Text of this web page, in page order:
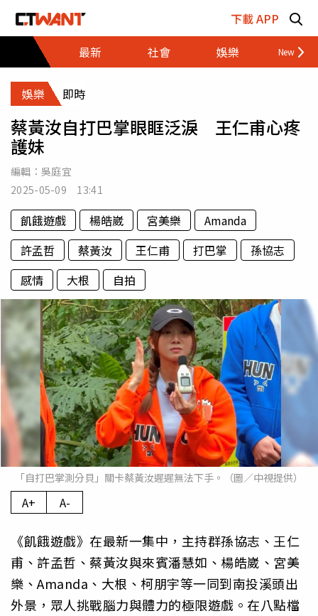
下載 APP
最新
社會 娛樂 財經
娛樂 即時
蔡黃汝自打巴掌眼眶泛淚 王仁甫心疼
護妹
編輯： 吳庭宜
2025-05-09 13:41
飢餓遊戲 楊皓崴 宮美樂
Amanda
許孟哲
蔡黃汝 王仁甫 打巴掌
孫協志
感情
大根 自拍
「自打巴掌測分貝」關卡蔡黃汝遲遲無法下手。（圖／中視提供）
A+ A-
《飢餓遊戲》在最新一集中，主持群孫協志、王仁
甫、許孟哲、蔡黃汝與來賓潘慧如、楊皓崴、宮美
樂、Amanda、大根、柯朋宇等一同到南投溪頭出
外景，眾人挑戰腦力與體力的極限遊戲。在八點檔